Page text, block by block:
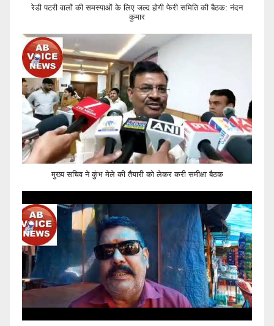
रेडी पटरी वालों की समस्याओं के लिए जल्द होगी फेरी समिति की बैठक: नंदन
कुमार
मुख्य सचिव ने कुंभ मेले की तैयारी को लेकर करी समीक्षा बैठक